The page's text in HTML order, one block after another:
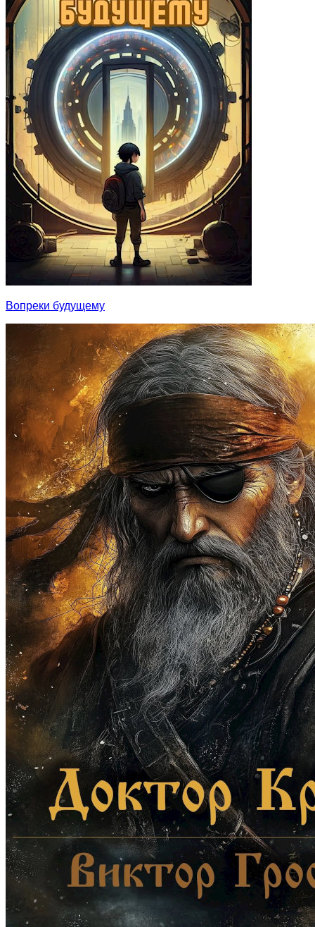
Вопреки будущему